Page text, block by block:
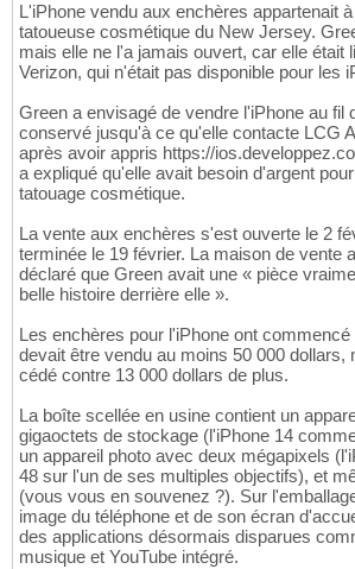
L'iPhone vendu aux enchères appartenait
tatoueuse cosmétique du New Jersey.
mais elle ne l'a jamais ouvert, car elle était
Verizon, qui n'était pas disponible pour les
Green a envisagé de vendre l'iPhone au fil
conservé jusqu'à ce qu'elle contacte LCG
après avoir appris https://
a expliqué qu'elle avait besoin d'argent
tatouage cosmétique.
La vente aux enchères s'est ouverte le 2
terminée le 19 février. La maison de vente
déclaré que Green avait une « pièce
belle histoire derrière elle ».
Les enchères pour l'iPhone ont commencé
devait être vendu au moins 50 000 dollars,
cédé contre 13 000 dollars de plus.
La boîte scellée en usine contient un
gigaoctets de stockage (l'iPhone 14
un appareil photo avec deux mégapixels
48 sur l'un de ses multiples objectifs), et
(vous vous en souvenez ?). Sur
image du téléphone et de son écran
des applications désormais disparues
musique et YouTube intégré.